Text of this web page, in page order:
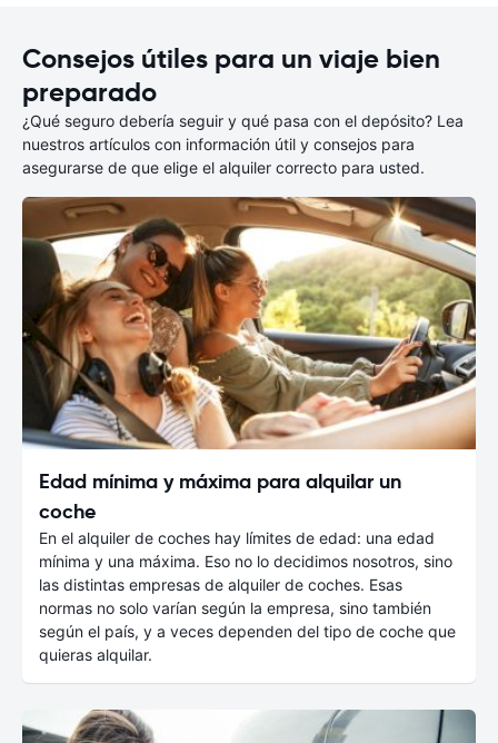
Consejos útiles para un viaje bien
preparado
¿Qué seguro debería seguir y qué pasa con el depósito? Lea
nuestros artículos con información útil y consejos para
asegurarse de que elige el alquiler correcto para usted.
Edad mínima y máxima para alquilar un
coche
En el alquiler de coches hay límites de edad: una edad
mínima y una máxima. Eso no lo decidimos nosotros, sino
las distintas empresas de alquiler de coches. Esas
normas no solo varían según la empresa, sino también
según el país, y a veces dependen del tipo de coche que
quieras alquilar.